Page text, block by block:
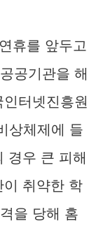
휴를 앞두고
공기관을 해
터넷진흥원
상체제에 들
경우 큰 피해
이 취약한 학
을 당해 홈